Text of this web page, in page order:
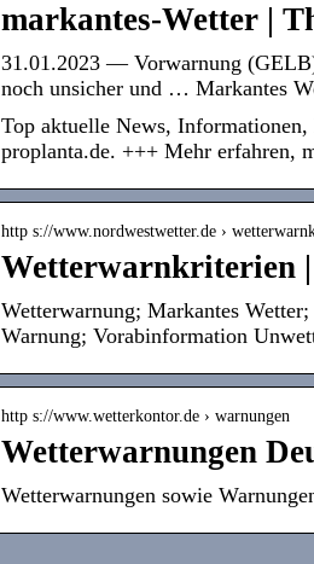
markantes-Wetter |
31.01.2023 — Vorwarnung
noch unsicher und … Markantes
Top aktuelle News,
proplanta.de. +++ Mehr erfahren,
http s://www.nordwestwetter.de ›
Wetterwarnkriterien
Wetterwarnung; Markantes
Warnung; Vorabinformation
http s://www.wetterkontor.de › warnungen
Wetterwarnungen
Wetterwarnungen sowie